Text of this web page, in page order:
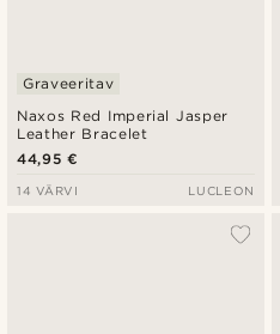
Naxos Red Imperial Jasper
Leather Bracelet
Graveeritav
44,95 €
14 VÄRVI LUCLEON